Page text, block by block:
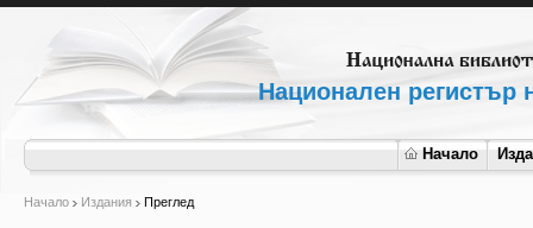
Национален регистър
Начало
Начало Издания Преглед